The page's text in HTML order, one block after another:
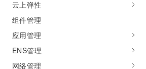
云上弹性
组件管理
应用管理
ENS管理
网络管理
中间件
数据库
大数据计算
可观测
上云与迁云
企业出海